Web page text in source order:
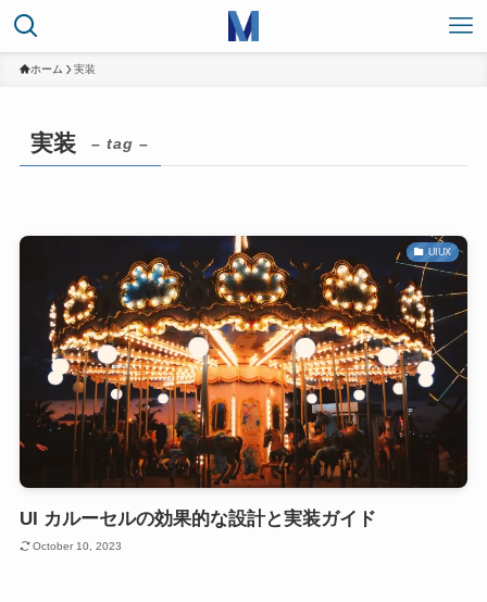
ホーム 実装
実装 – tag –
UIUX
UI カルーセルの効果的な設計と実装ガイド
October 10, 2023